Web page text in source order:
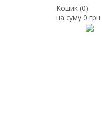
Кошик (0)
на суму0 грн.